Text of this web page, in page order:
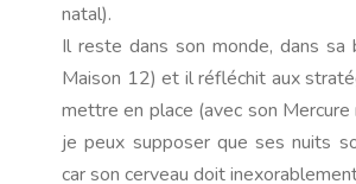
natal).
Il reste dans son monde, dans sa
Maison 12) et il réfléchit aux
mettre en place (avec son
je peux supposer que ses nuits
car son cerveau doit